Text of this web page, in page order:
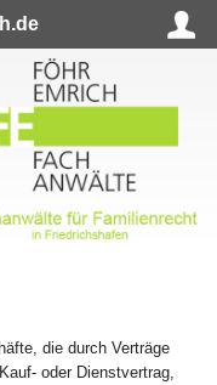
die durch Verträge
oder Dienstvertrag,